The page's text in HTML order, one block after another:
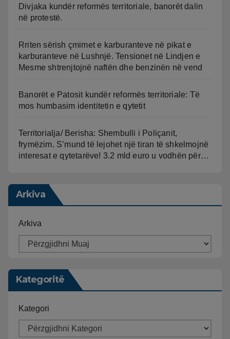
Divjaka kundër reformës territoriale, banorët dalin
në protestë.
Rriten sërish çmimet e karburanteve në pikat e
karburanteve në Lushnjë. Tensionet në Lindjen e
Mesme shtrenjtojnë naftën dhe benzinën në vend
Banorët e Patosit kundër reformës territoriale: Të
mos humbasim identitetin e qytetit
Territorialja/ Berisha: Shembulli i Poliçanit,
frymëzim. S’mund të lejohet një tiran të shkelmojnë
interesat e qytetarëve! 3.2 mld euro u vodhën për…
Arkiva
Arkiva
Kategoritë
Kategori